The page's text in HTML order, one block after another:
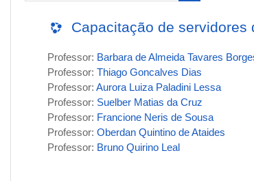
Buscar cursos
Capacitação de
Professor: Barbara de Almeida Tavares
Professor: Thiago Goncalves Dias
Professor: Aurora Luiza Paladini Lessa
Professor: Suelber Matias da Cruz
Professor: Francione Neris de Sousa
Professor: Oberdan Quintino de Ataides
Professor: Bruno Quirino Leal